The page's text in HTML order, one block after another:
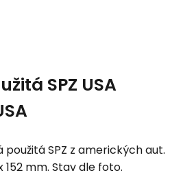
SPZ USA
SPZ z amerických aut.
152 mm. Stav dle foto.